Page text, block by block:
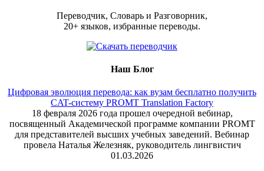
Переводчик, Словарь и Разговорник,
20+ языков, избранные переводы.
Наш Блог
Цифровая эволюция перевода: как вузам бесплатно получить
CAT-систему PROMT Translation Factory
18 февраля 2026 года прошел очередной вебинар,
посвященный Академической программе компании PROMT
для представителей высших учебных заведений. Вебинар
провела Наталья Железняк, руководитель лингвистич
01.03.2026